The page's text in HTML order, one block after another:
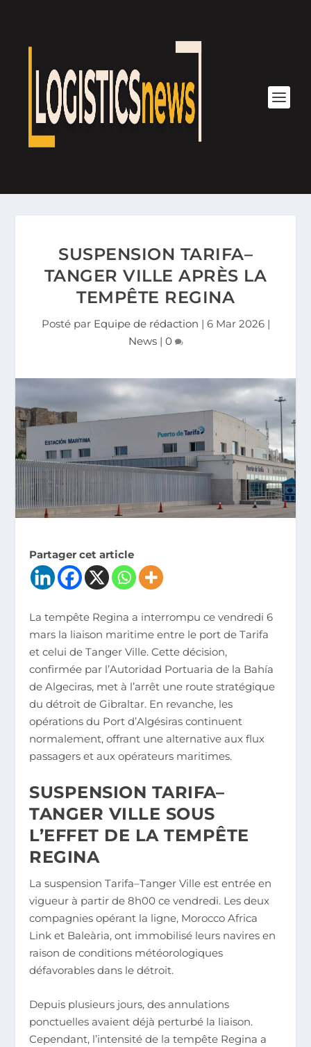
SUSPENSION TARIFA–
TANGER VILLE APRÈS LA
TEMPÊTE REGINA
Posté par Equipe de rédaction | 6 Mar 2026|
News| 0
Partager cet article
La tempête Regina a interrompu ce vendredi 6
mars la liaison maritime entre le port de Tarifa
et celui de Tanger Ville. Cette décision,
confirmée par l’Autoridad Portuaria de la Bahía
de Algeciras, met à l’arrêt une route stratégique
du détroit de Gibraltar. En revanche, les
opérations du Port d’Algésiras continuent
normalement, offrant une alternative aux flux
passagers et aux opérateurs maritimes.
SUSPENSION TARIFA–
TANGER VILLE SOUS
L’EFFET DE LA TEMPÊTE
REGINA
La suspension Tarifa–Tanger Ville est entrée en
vigueur à partir de 8h00 ce vendredi. Les deux
compagnies opérant la ligne, Morocco Africa
Link et Baleària, ont immobilisé leurs navires en
raison de conditions météorologiques
défavorables dans le détroit.
Depuis plusieurs jours, des annulations
ponctuelles avaient déjà perturbé la liaison.
Cependant, l’intensité de la tempête Regina a